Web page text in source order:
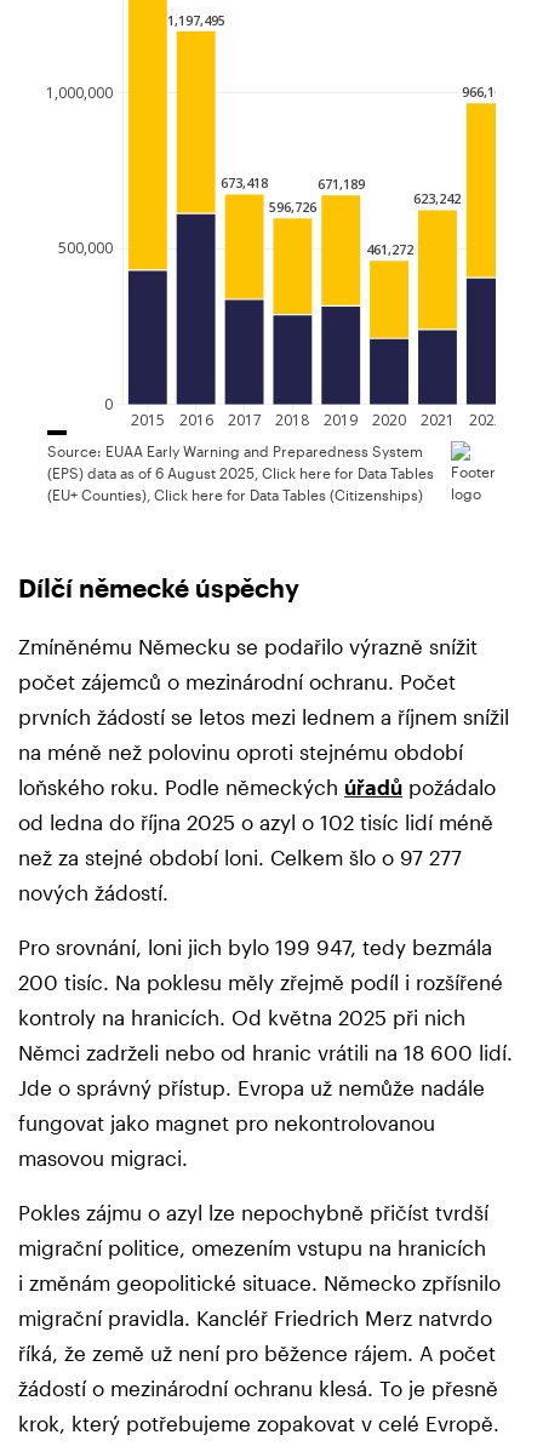
2022
2021
2020
2019
2018
2017
2016
2015
0
1,000,000
500,000
1,197,495
673,418
596,726
671,189
461,272
623,242
966,107
Source: EUAA Early Warning and Preparedness System
(EPS) data as of 6 August 2025 Click here for Data Tables
(EU+ Counties) Click here for Data Tables (Citizenships)
Dílčí německé úspěchy
Zmíněnému Německu se podařilo výrazně snížit
počet zájemců o mezinárodní ochranu. Počet
prvních žádostí se letos mezi lednem a říjnem snížil
na méně než polovinu oproti stejnému období
loňského roku. Podle německých úřadů požádalo
od ledna do října 2025 o azyl o 102 tisíc lidí méně
než za stejné období loni. Celkem šlo o 97 277
nových žádostí.
Pro srovnání, loni jich bylo 199 947, tedy bezmála
200 tisíc. Na poklesu měly zřejmě podíl i rozšířené
kontroly na hranicích. Od května 2025 při nich
Němci zadrželi nebo od hranic vrátili na 18 600 lidí.
Jde o správný přístup. Evropa už nemůže nadále
fungovat jako magnet pro nekontrolovanou
masovou migraci.
Pokles zájmu o azyl lze nepochybně přičíst tvrdší
migrační politice, omezením vstupu na hranicích
i změnám geopolitické situace. Německo zpřísnilo
migrační pravidla. Kancléř Friedrich Merz natvrdo
říká, že země už není pro běžence rájem. A počet
žádostí o mezinárodní ochranu klesá. To je přesně
krok, který potřebujeme zopakovat v celé Evropě.